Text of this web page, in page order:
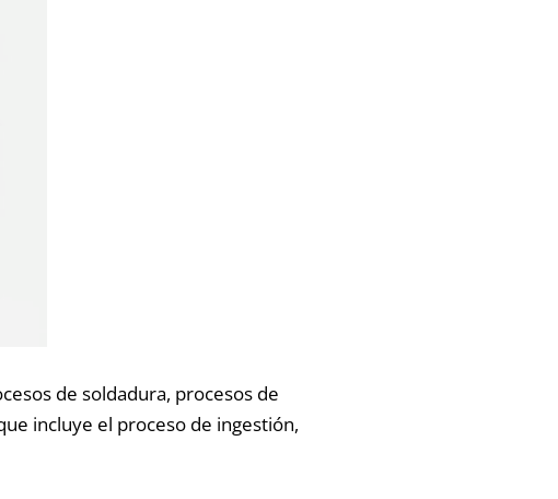
de soldadura, procesos de
incluye el proceso de ingestión,